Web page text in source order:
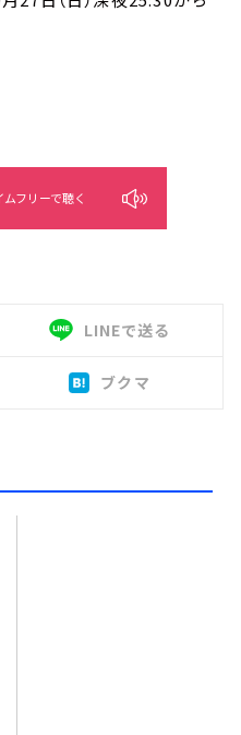
ムフリーで聴く
LINEで送る
ブクマ